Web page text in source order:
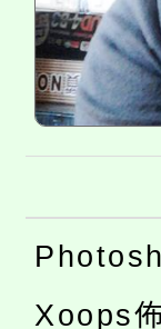
Xoops